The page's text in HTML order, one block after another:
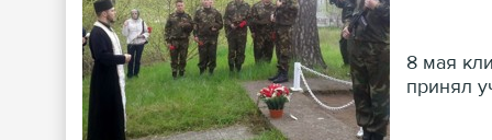
8 мая
принял